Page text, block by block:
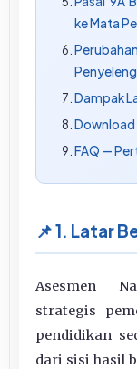
ke Mata
Dampak
Download
FAQ —
📌 1. Latar
Asesmen
strategis
pendidikan
dari sisi hasil